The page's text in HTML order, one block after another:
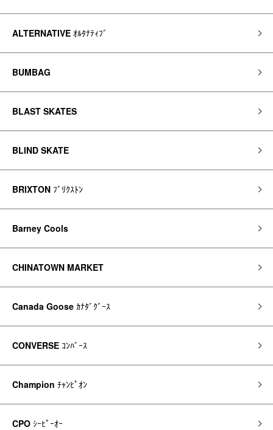
ALTERNATIVE ｵﾙﾀﾅﾃｨﾌﾞ
BUMBAG
BLAST SKATES
BLIND SKATE
BRIXTON ﾌﾞﾘｸｽﾄﾝ
Barney Cools
CHINATOWN MARKET
Canada Goose ｶﾅﾀﾞｸﾞｰｽ
CONVERSE ｺﾝﾊﾞｰｽ
Champion ﾁｬﾝﾋﾟｵﾝ
CPO ｼｰﾋﾟｰｵｰ